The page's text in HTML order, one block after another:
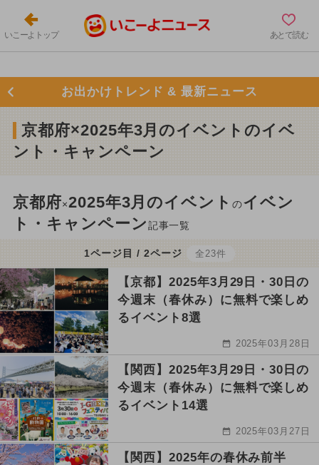
いこーよトップ あとで読む
お出かけトレンド & 最新ニュース
京都府×2025年3月のイベントのイベ
ント・キャンペーン
京都府×2025年3月のイベントのイベン
ト・キャンペーン記事一覧
1ページ目 / 2ページ 全23件
【京都】2025年3月29日・30日の
今週末（春休み）に無料で楽しめ
るイベント8選
2025年03月28日
【関西】2025年3月29日・30日の
今週末（春休み）に無料で楽しめ
るイベント14選
2025年03月27日
【関西】2025年の春休み前半